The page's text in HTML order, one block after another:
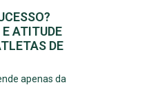
E ATITUDE
DE
apenas da